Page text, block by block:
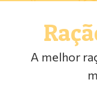
A melhor